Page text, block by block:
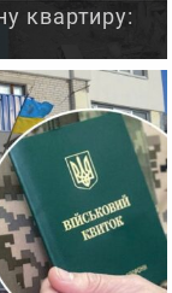
квартиру: